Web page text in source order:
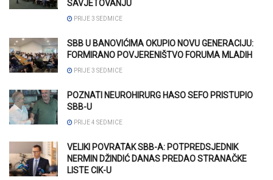
SAVJETOVANJU
PRIJE 3 SEDMICE
SBB U BANOVIĆIMA OKUPIO NOVU GENERACIJU:
FORMIRANO POVJERENIŠTVO FORUMA MLADIH
PRIJE 3 SEDMICE
POZNATI NEUROHIRURG HASO SEFO PRISTUPIO
SBB-U
PRIJE 4 SEDMICE
VELIKI POVRATAK SBB-A: POTPREDSJEDNIK
NERMIN DŽINDIĆ DANAS PREDAO STRANAČKE
LISTE CIK-U